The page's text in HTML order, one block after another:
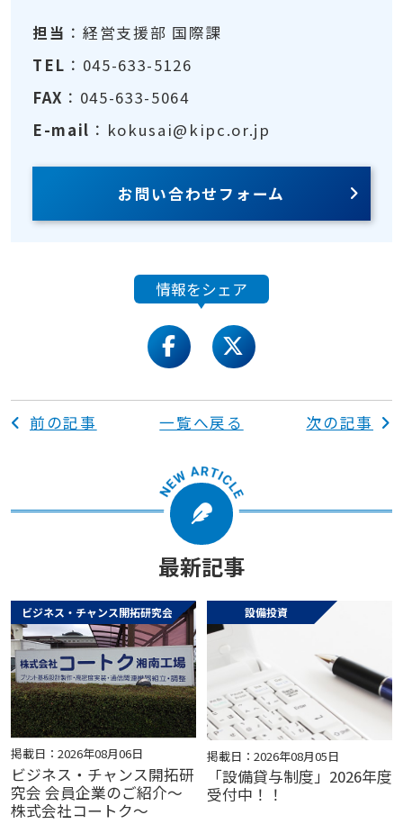
担当 ：経営支援部 国際課
TEL ：045-633-5126
FAX ：045-633-5064
E-mail ：kokusai@kipc.or.jp
お問い合わせフォーム
情報をシェア
facebooktwitter
前の記事 一覧へ戻る 次の記事
最新記事
ビジネス・チャンス開拓研究会
掲載日：2026年08月06日
ビジネス・チャンス開拓研
究会 会員企業のご紹介～
株式会社コートク～
設備投資
掲載日：2026年08月05日
「設備貸与制度」2026年度
受付中！！